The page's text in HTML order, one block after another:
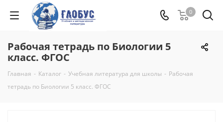
0
Рабочая тетрадь по Биологии 5
класс. ФГОС
Главная - Каталог - Учебная литература для школы - Рабочая
тетрадь по Биологии 5 класс. ФГОС